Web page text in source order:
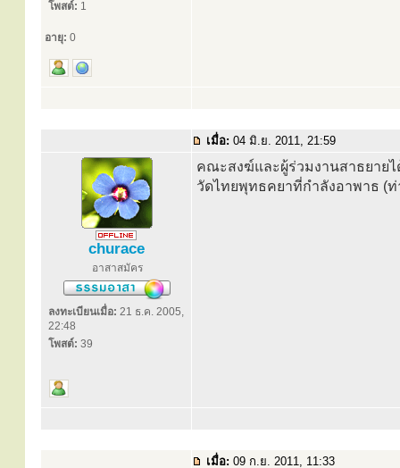
โพสต์: 1
อายุ: 0
เมื่อ: 04 มิ.ย. 2011, 21:59
churace
อาสาสมัคร
ลงทะเบียนเมื่อ: 21 ธ.ค. 2005,
22:48
โพสต์: 39
คณะสงฆ์และผู้ร่วมงานสาธยาย
วัดไทยพุทธคยาที่กำลังอาพาธ (
เมื่อ: 09 ก.ย. 2011, 11:33